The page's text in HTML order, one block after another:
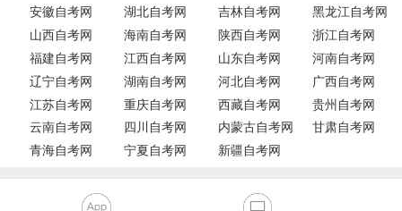
安徽自考网
湖北自考网 吉林自考网
黑龙江自考网
山西自考网
海南自考网 陕西自考网
浙江自考网
福建自考网
江西自考网 山东自考网
河南自考网
辽宁自考网
湖南自考网 河北自考网
广西自考网
江苏自考网
重庆自考网 西藏自考网
贵州自考网
云南自考网
四川自考网 内蒙古自考网
甘肃自考网
青海自考网
宁夏自考网 新疆自考网